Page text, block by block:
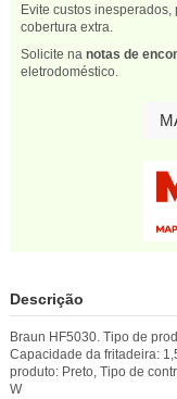
Evite custos
cobertura extra.
Solicite na notas de
eletrodoméstico.
Descrição
Braun HF5030. Tipo de
Capacidade da fritadeira:
produto: Preto, Tipo de
W